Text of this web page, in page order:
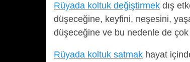
Rüyada koltuk değiştirmek dış
düşeceğine, keyfini, neşesini,
düşeceğine ve bu nedenle de
Rüyada koltuk satmak hayat